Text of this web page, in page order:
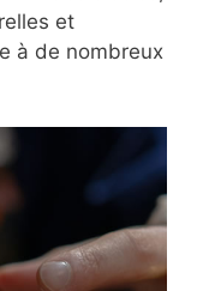
et
à de nombreux